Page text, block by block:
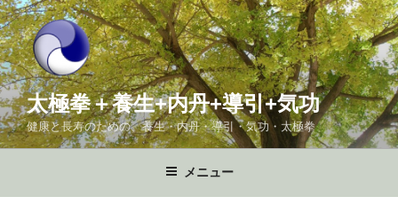
コ
ン
テ
ン
ツ
へ
ス
プ
太極拳＋養生+内丹+導引+気功
健康と長寿のための、養生・内丹・導引・気功・太極拳
メニュー